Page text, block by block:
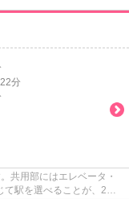
分
共用部にはエレベータ・
て駅を選べることが、2駅